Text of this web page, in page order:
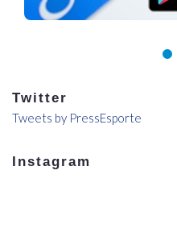
Twitter
Tweets by PressEsporte
Instagram